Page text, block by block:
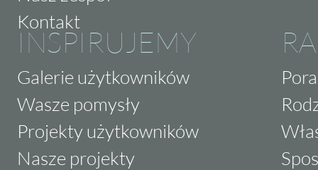
Kontakt
INSPIRUJEMY
Galerie użytkowników
Wasze pomysły
Projekty użytkowników
Nasze projekty